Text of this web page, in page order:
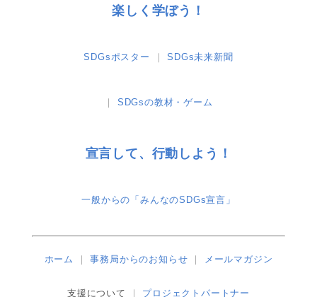
楽しく学ぼう！
SDGsポスター SDGs未来新聞
SDGsの教材・ゲーム
宣言して、行動しよう！
一般からの「みんなのSDGs宣言」
ホーム 事務局からのお知らせ メールマガジン
支援について プロジェクトパートナー